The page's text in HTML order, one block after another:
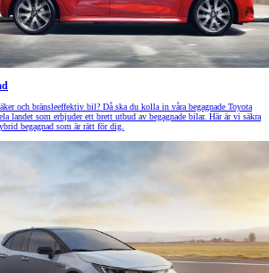
och bränsleeffektiv bil? Då ska du kolla in våra begagnade Toyota
landet som erbjuder ett brett utbud av begagnade bilar. Här är vi säkra
begagnad som är rätt för dig.